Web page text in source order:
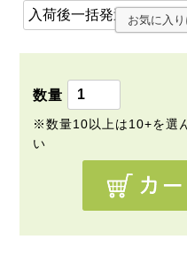
)
お気に入